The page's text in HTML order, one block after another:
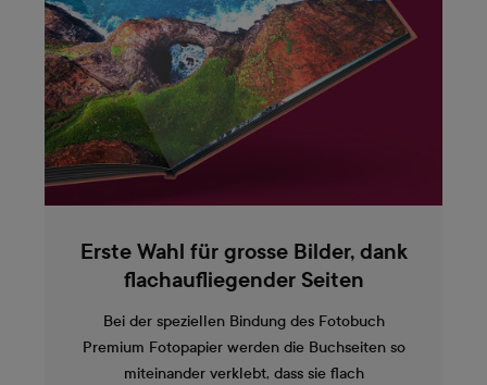
Erste Wahl für grosse Bilder, dank
flachaufliegender Seiten
Bei der speziellen Bindung des Fotobuch
Premium Fotopapier werden die Buchseiten so
miteinander verklebt, dass sie flach